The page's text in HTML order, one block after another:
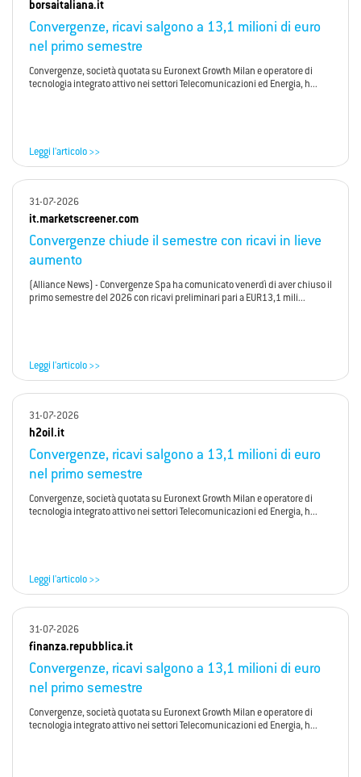
borsaitaliana.it
Convergenze, ricavi salgono a 13,1 milioni di euro
nel primo semestre
Convergenze, società quotata su Euronext Growth Milan e operatore di
tecnologia integrato attivo nei settori Telecomunicazioni ed Energia, h...
Leggi l'articolo >>
31-07-2026
it.marketscreener.com
Convergenze chiude il semestre con ricavi in lieve
aumento
(Alliance News) - Convergenze Spa ha comunicato venerdì di aver chiuso il
primo semestre del 2026 con ricavi preliminari pari a EUR13,1 mili...
Leggi l'articolo >>
31-07-2026
h2oil.it
Convergenze, ricavi salgono a 13,1 milioni di euro
nel primo semestre
Convergenze, società quotata su Euronext Growth Milan e operatore di
tecnologia integrato attivo nei settori Telecomunicazioni ed Energia, h...
Leggi l'articolo >>
31-07-2026
finanza.repubblica.it
Convergenze, ricavi salgono a 13,1 milioni di euro
nel primo semestre
Convergenze, società quotata su Euronext Growth Milan e operatore di
tecnologia integrato attivo nei settori Telecomunicazioni ed Energia, h...